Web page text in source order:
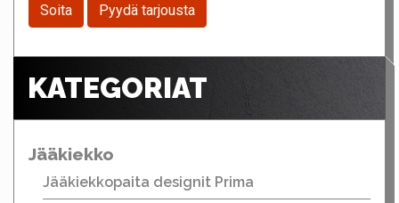
Soita Pyydä tarjousta
KATEGORIAT
Jääkiekko
Jääkiekkopaita designit Prima